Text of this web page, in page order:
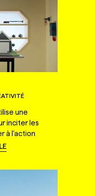
une
inciter les
à l'action